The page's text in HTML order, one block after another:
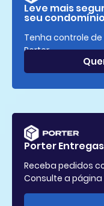
Leve mais
seu condomínio
Tenha controle
Porter.
Porter Entregas
Receba pedidos
Consulte a